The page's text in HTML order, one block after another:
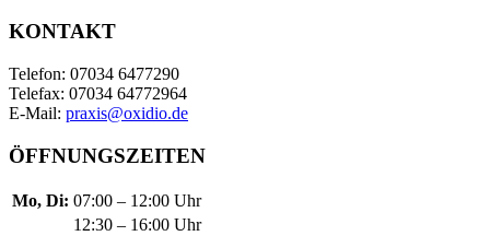
KONTAKT
Telefon: 07034 6477290
Telefax: 07034 64772964
E-Mail: praxis@oxidio.de
ÖFFNUNGSZEITEN
Mo, Di: 07:00 – 12:00 Uhr
12:30 – 16:00 Uhr